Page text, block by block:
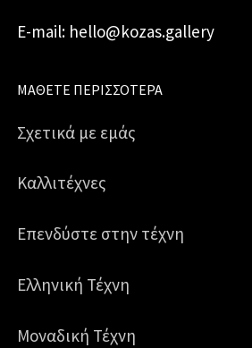
E-mail: hello@kozas.gallery
ΜΆΘΕΤΕ ΠΕΡΙΣΣΌΤΕΡΑ
Σχετικά με εμάς
Καλλιτέχνες
Επενδύστε στην τέχνη
Ελληνική Τέχνη
Μοναδική Τέχνη